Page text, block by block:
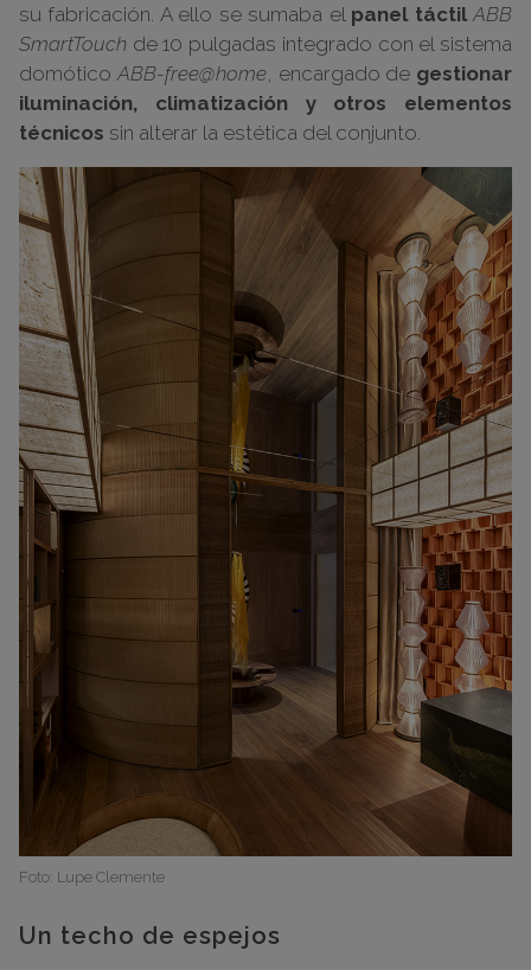
su fabricación. A ello se sumaba el panel táctil ABB
SmartTouch de 10 pulgadas integrado con el sistema
domótico ABB-free@home, encargado de gestionar
iluminación, climatización y otros elementos
técnicos sin alterar la estética del conjunto.
Foto: Lupe Clemente
Un techo de espejos